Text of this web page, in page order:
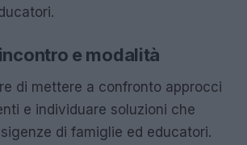
e modalità
di mettere a confronto approcci
e individuare soluzioni che
di famiglie ed educatori.